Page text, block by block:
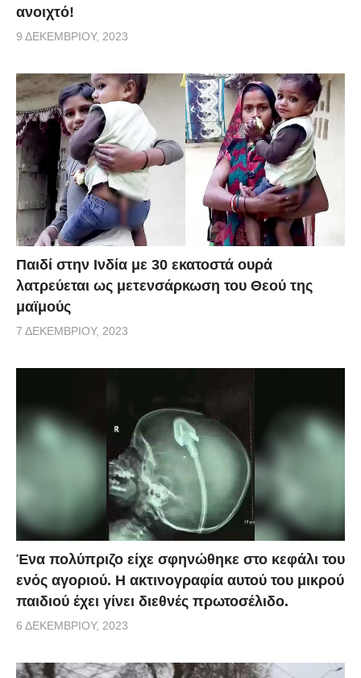
ανοιχτό!
9 ΔΕΚΕΜΒΡΊΟΥ, 2023
Παιδί στην Ινδία με 30 εκατοστά ουρά
λατρεύεται ως μετενσάρκωση του Θεού της
μαϊμούς
7 ΔΕΚΕΜΒΡΊΟΥ, 2023
Ένα πολύπριζο είχε σφηνώθηκε στο κεφάλι του
ενός αγοριού. Η ακτινογραφία αυτού του μικρού
παιδιού έχει γίνει διεθνές πρωτοσέλιδο.
6 ΔΕΚΕΜΒΡΊΟΥ, 2023